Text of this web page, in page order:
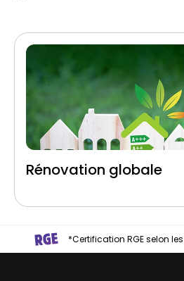
Rénovation globale
*Certification RGE selon